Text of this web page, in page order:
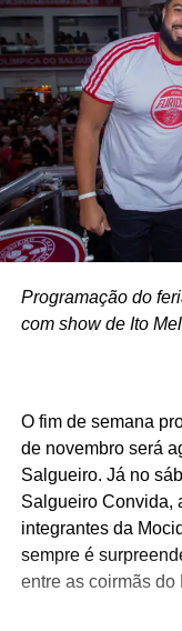
Programação do
com show de Ito
O fim de semana
de novembro será
Salgueiro. Já no
Salgueiro Convida,
integrantes da
sempre é
entre as coirmãs